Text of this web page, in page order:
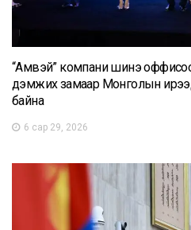
“Амвэй” компани шинэ
дэмжих замаар Монголын
байна
6 сар 29, 2026